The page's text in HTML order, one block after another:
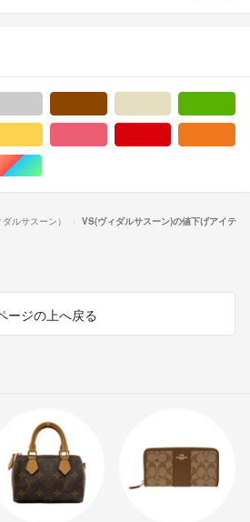
ルド/金色系マルチカラー
ルサスーン）
VS(ヴィダルサスーン)の値下げアイテ
ージの上へ戻る